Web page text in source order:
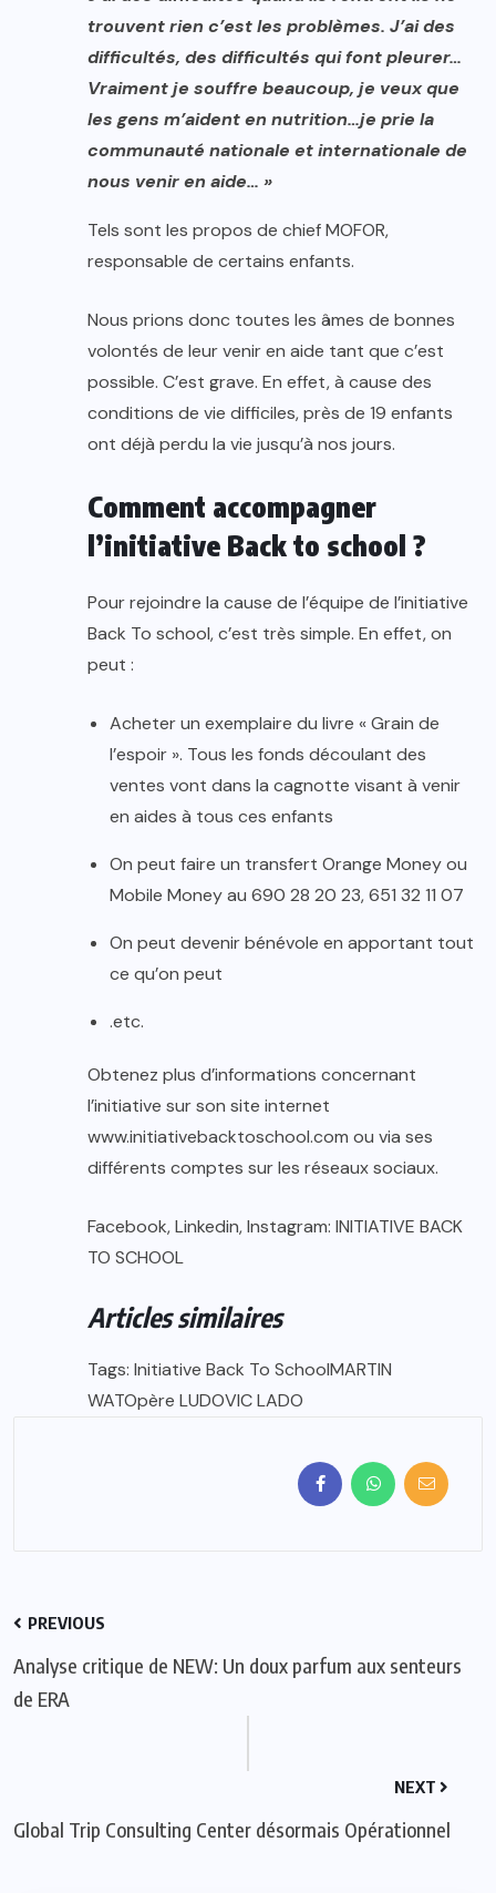
trouvent rien c’est les problèmes. J’ai des
difficultés, des difficultés qui font pleurer…
Vraiment je souffre beaucoup, je veux que
les gens m’aident en nutrition…je prie la
communauté nationale et internationale de
nous venir en aide… »
Tels sont les propos de chief MOFOR,
responsable de certains enfants.
Nous prions donc toutes les âmes de bonnes
volontés de leur venir en aide tant que c’est
possible. C’est grave. En effet, à cause des
conditions de vie difficiles, près de 19 enfants
ont déjà perdu la vie jusqu’à nos jours.
Comment accompagner
l’initiative Back to school ?
Pour rejoindre la cause de l’équipe de l’initiative
Back To school, c’est très simple. En effet, on
peut :
Acheter un exemplaire du livre « Grain de
l’espoir ». Tous les fonds découlant des
ventes vont dans la cagnotte visant à venir
en aides à tous ces enfants
On peut faire un transfert Orange Money ou
Mobile Money au 690 28 20 23, 651 32 11 07
On peut devenir bénévole en apportant tout
ce qu’on peut
.etc.
Obtenez plus d’informations concernant
l’initiative sur son site internet
www.initiativebacktoschool.com ou via ses
différents comptes sur les réseaux sociaux.
Facebook, Linkedin, Instagram: INITIATIVE BACK
TO SCHOOL
Articles similaires
Tags: Initiative Back To SchoolMARTIN
WATOpère LUDOVIC LADO
PREVIOUS
Analyse critique de NEW: Un doux parfum aux senteurs
de ERA
NEXT
Global Trip Consulting Center désormais Opérationnel